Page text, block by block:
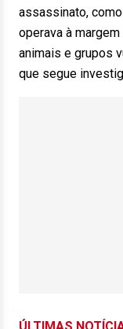
assassinato,
operava à
animais e grupos
que segue